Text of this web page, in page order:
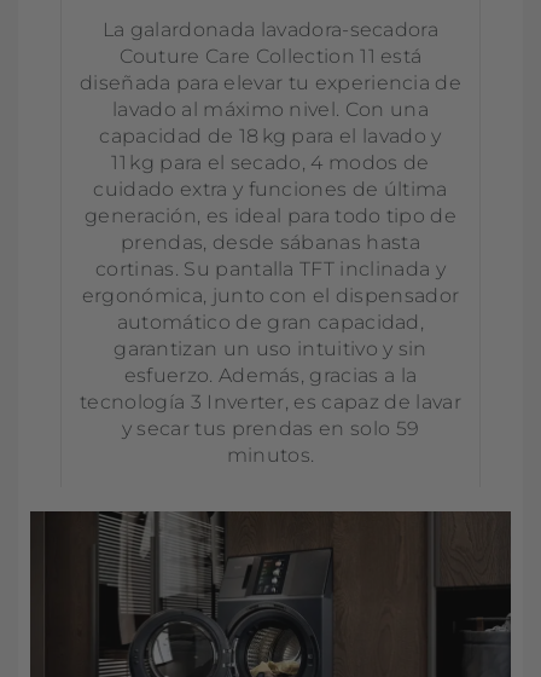
La galardonada lavadora-secadora
Couture Care Collection 11 está
diseñada para elevar tu experiencia de
lavado al máximo nivel. Con una
capacidad de 18 kg para el lavado y
11 kg para el secado, 4 modos de
cuidado extra y funciones de última
generación, es ideal para todo tipo de
prendas, desde sábanas hasta
cortinas. Su pantalla TFT inclinada y
ergonómica, junto con el dispensador
automático de gran capacidad,
garantizan un uso intuitivo y sin
esfuerzo. Además, gracias a la
tecnología 3 Inverter, es capaz de lavar
y secar tus prendas en solo 59
minutos.